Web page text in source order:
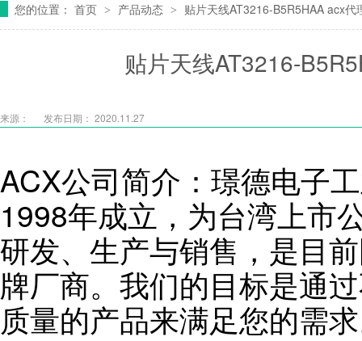
您的位置： 首页 > 产品动态 > 贴片天线AT3216-B5R5HAA acx
贴片天线AT3216-
来源： 发布日期： 2020.11.27
ACX公司简介：璟德电子
1998年成立，为台湾上市
研发、生产与销售，是目
牌厂商。我们的目标是通
质量的产品来满足您的需